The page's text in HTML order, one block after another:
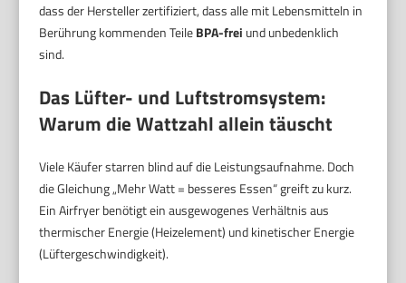
dass der Hersteller zertifiziert, dass alle mit Lebensmitteln in
Berührung kommenden TeileBPA-frei und unbedenklich
sind.
Das Lüfter- und Luftstromsystem:
Warum die Wattzahl allein täuscht
Viele Käufer starren blind auf die Leistungsaufnahme. Doch
die Gleichung „Mehr Watt = besseres Essen“ greift zu kurz.
Ein Airfryer benötigt ein ausgewogenes Verhältnis aus
thermischer Energie (Heizelement) und kinetischer Energie
(Lüftergeschwindigkeit).